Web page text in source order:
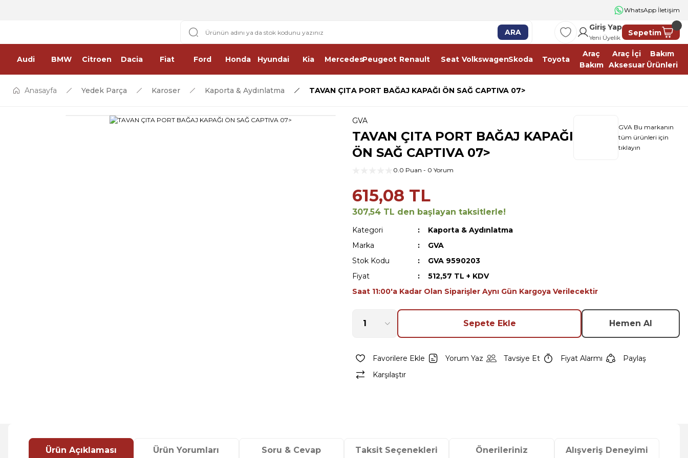
2500 TL ÜSTÜ ÜCRETSİZ KARGO
WhatsApp İletişim
ARA
Giriş Yap
Yeni Üyelik
Sepetim
Audi BMW Citroen Dacia Fiat Ford Honda Hyundai Kia MercedesPeugeot Renault Seat VolkswagenSkoda Toyota
Araç
Bakım
Araç İçi
Aksesuar
Bakım
Ürünleri
Anasayfa Yedek Parça Karoser Kaporta & Aydınlatma TAVAN ÇITA PORT BAĞAJ KAPAĞI ÖN SAĞ CAPTIVA 07>
GVA
TAVAN ÇITA PORT BAĞAJ KAPAĞI
ÖN SAĞ CAPTIVA 07>
GVA Bu markanın
tüm ürünleri için
tıklayın
0.0 Puan - 0 Yorum
615,08 TL
307,54 TL den başlayan taksitlerle!
Kategori
Kaporta & Aydınlatma
Marka
GVA
Stok Kodu
GVA 9590203
Fiyat
512,57 TL + KDV
Saat 11:00'a Kadar Olan Siparişler Aynı Gün Kargoya Verilecektir
Sepete Ekle Hemen Al
Yorum Yaz Tavsiye Et Fiyat Alarmı
Paylaş
Karşılaştır
Ürün Açıklaması Ürün Yorumları Soru & Cevap Taksit Seçenekleri Önerileriniz Alışveriş Deneyimi